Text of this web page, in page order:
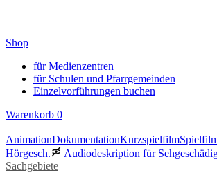
Shop
für Medienzentren
für Schulen und Pfarrgemeinden
Einzelvorführungen buchen
Warenkorb 0
AnimationDokumentationKurzspielfilm
Hörgesch.
Audiodeskription für
Sachgebiete